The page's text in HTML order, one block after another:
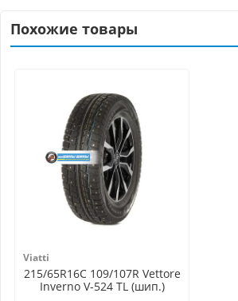
Похожие товары
Viatti
215/65R16C 109/107R Vettore
Inverno V-524 TL (шип.)